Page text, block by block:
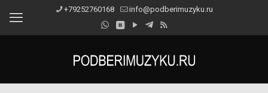
+79252760168 info@podberimuzyku.ru